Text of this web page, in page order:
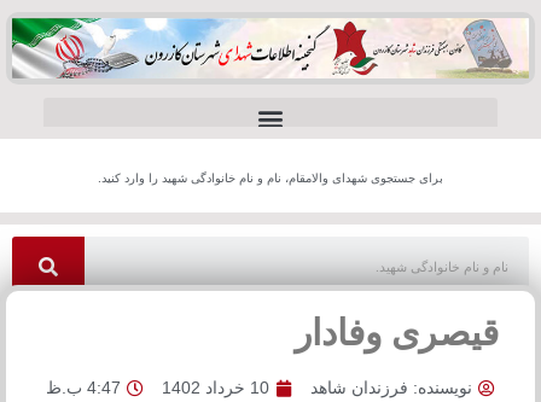
برای جستجوی شهدای والامقام، نام و نام خانوادگی شهید را وارد کنید.
قیصری وفادار
نویسنده: فرزندان شاهد 10 خرداد 1402
4:47 ب.ظ